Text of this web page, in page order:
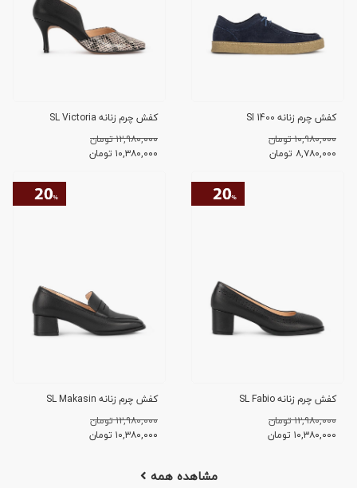
کفش چرم زنانه SI 1400
۱۰,۹۸۰,۰۰۰ تومان
۸,۷۸۰,۰۰۰ تومان
کفش چرم زنانه SL Victoria
۱۲,۹۸۰,۰۰۰ تومان
۱۰,۳۸۰,۰۰۰ تومان
کفش چرم زنانه SL Fabio
۱۲,۹۸۰,۰۰۰ تومان
۱۰,۳۸۰,۰۰۰ تومان
کفش چرم زنانه SL Makasin
۱۲,۹۸۰,۰۰۰ تومان
۱۰,۳۸۰,۰۰۰ تومان
مشاهده همه